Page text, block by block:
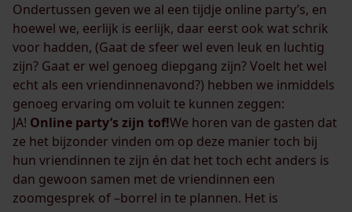
Ondertussen geven we al een tijdje online party’s, en
hoewel we, eerlijk is eerlijk, daar eerst ook wat schrik
voor hadden, (Gaat de sfeer wel even leuk en luchtig
zijn? Gaat er wel genoeg diepgang zijn? Voelt het wel
echt als een vriendinnenavond?) hebben we inmiddels
genoeg ervaring om voluit te kunnen zeggen:
JA! Online party’s zijn tof!We horen van de gasten dat
ze het bijzonder vinden om op deze manier toch bij
hun vriendinnen te zijn én dat het toch echt anders is
dan gewoon samen met de vriendinnen een
zoomgesprek of –borrel in te plannen. Het is